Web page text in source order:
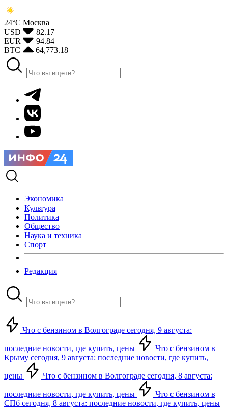
24°С Москва
USD
82.17
EUR
94.84
BTC
64,773.18
Экономика
Культура
Политика
Общество
Наука и техника
Спорт
Редакция
Что с бензином в Волгограде сегодня, 9 августа:
последние новости, где купить, цены
Что с бензином в
Крыму сегодня, 9 августа: последние новости, где купить,
цены Что с бензином в Волгограде сегодня, 8 августа:
последние новости, где купить, цены
Что с бензином в
СПб сегодня, 8 августа: последние новости, где купить, цены